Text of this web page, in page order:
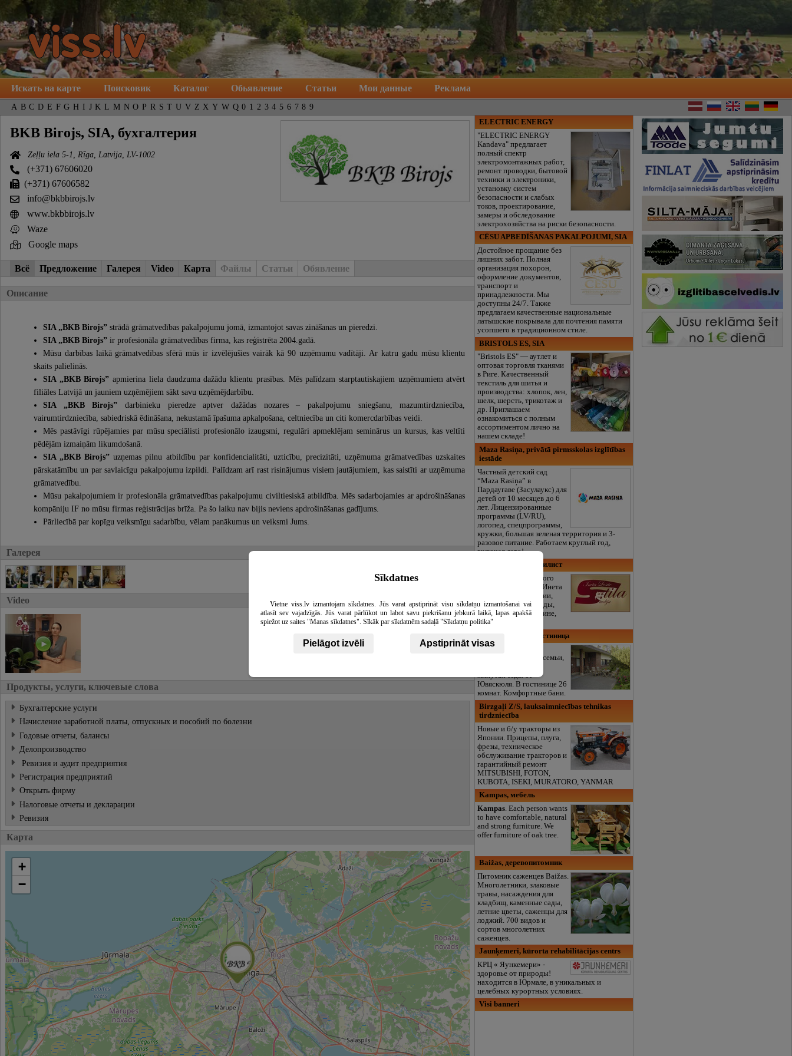
Искать на карте Поисковик Каталог Обьявление Статьи Мои данные Реклама
A B C D E F G H I J K L M N O P R S T U V Z X Y W Q 0 1 2 3 4 5 6 7 8 9
BKB Birojs, SIA, бухгалтерия
Zeļļu iela 5-1, Rīga, Latvija, LV-1002
(+371) 67606020
(+371) 67606582
info@bkbbirojs.lv
www.bkbbirojs.lv
Waze
Google maps
Всё Предложение Галерея Video Карта Файлы Статьи Обявление
Описание
SIA „BKB Birojs” strādā grāmatvedības pakalpojumu jomā, izmantojot savas zināšanas un pieredzi.
SIA „BKB Birojs” ir profesionāla grāmatvedības firma, kas reģistrēta 2004.gadā.
Mūsu darbības laikā grāmatvedības sfērā mūs ir izvēlējušies vairāk kā 90 uzņēmumu vadītāji. Ar katru gadu mūsu klientu
skaits palielinās.
SIA „BKB Birojs” apmierina liela daudzuma dažādu klientu prasības. Mēs palīdzam starptautiskajiem uzņēmumiem atvērt
filiāles Latvijā un jauniem uzņēmējiem sākt savu uzņēmējdarbību.
SIA „BKB Birojs” darbinieku pieredze aptver dažādas nozares – pakalpojumu sniegšanu, mazumtirdzniecība,
vairumtirdzniecība, sabiedriskā ēdināšana, nekustamā īpašuma apkalpošana, celtniecība un citi komercdarbības veidi.
Mēs pastāvīgi rūpējamies par mūsu speciālisti profesionālo izaugsmi, regulāri apmeklējam seminārus un kursus, kas veltīti
pēdējām izmaiņām likumdošanā.
SIA „BKB Birojs” uzņemas pilnu atbildību par konfidencialitāti, uzticību, precizitāti, uzņēmuma grāmatvedības uzskaites
pārskatāmību un par savlaicīgu pakalpojumu izpildi. Palīdzam arī rast risinājumus visiem jautājumiem, kas saistīti ar uzņēmuma
grāmatvedību.
Mūsu pakalpojumiem ir profesionāla grāmatvedības pakalpojumu civiltiesiskā atbildība. Mēs sadarbojamies ar apdrošināšanas
kompāniju IF no mūsu firmas reģistrācijas brīža. Pa šo laiku nav bijis neviens apdrošināšanas gadījums.
Pārliecībā par kopīgu veiksmīgu sadarbību, vēlam panākumus un veiksmi Jums.
Галерея
Video
Продукты, услуги, ключевые слова
Бухгалтерские услуги
Начисление заработной платы, отпускных и пособий по болезни
Годовые отчеты, балансы
Делопроизводство
Ревизия и аудит предприятия
Регистрация предприятий
Oткрыть фирму
Налоговые отчеты и декларации
Pевизия
Карта
+
−
ELECTRIC ENERGY
"ELECTRIC ENERGY
Kandava" предлагает
полный спектр
электромонтажных работ,
ремонт проводки, бытовой
техники и электроники,
установку систем
безопасности и слабых
токов, проектирование,
замеры и обследование
электрохозяйства на риски безопасности.
CĒSU APBEDĪŠANAS PAKALPOJUMI, SIA
Достойное прощание без
лишних забот. Полная
организация похорон,
оформление документов,
транспорт и
принадлежности. Мы
доступны 24/7. Также
предлагаем качественные национальные
латышские покрывала для почтения памяти
усопшего в традиционном стиле.
BRISTOLS ES, SIA
"Bristols ES" — аутлет и
оптовая торговля тканями
в Риге. Качественный
текстиль для шитья и
производства: хлопок, лен,
шелк, шерсть, трикотаж и
др. Приглашаем
ознакомиться с полным
ассортиментом лично на
нашем складе!
Maza Rasiņa, privātā pirmsskolas izglītības
iestāde
Частный детский сад
“Maza Rasiņa” в
Пардаугаве (Засулаукс) для
детей от 10 месяцев до 6
лет. Лицензированные
программы (LV/RU),
логопед, спецпрограммы,
кружки, большая зеленая территория и 3-
разовое питание. Работаем круглый год,
включая лето!
INETA LESĪTE, cтилист
LAK мастер визажного
ремесла, стилистка Инета
Лесите. Консультации,
приобретение одежды,
аксессуаров в магазине,
make-up, обучение.
Vuolake Hotelli, гостиница
Вуолаке
гостиница для всей семьи,
минутах езды от
Ювяскюля. В гостинице 26
комнат. Комфортные бани.
Birzgaļi Z/S, lauksaimniecības tehnikas
tirdzniecība
Новые и б/у тракторы из
Японии. Прицепы, плуга,
фрезы, техническое
обслуживание тракторов и
гарантийный ремонт
MITSUBISHI, FOTON,
KUBOTA, ISEKI, MURATORO, YANMAR
Kampas, мебель
Kampas. Each person wants
to have comfortable, natural
and strong furniture. We
offer furniture of oak tree.
Baižas, деревопитомник
Питомник саженцев Baižas.
Многолетники, злаковые
травы, насаждения для
кладбищ, каменные сады,
летние цветы, саженцы для
лоджий. 700 видов и
сортов многолетних
саженцев.
Jaunķemeri, kūrorta rehabilitācijas centrs
КРЦ « Яункемери» -
здоровье от природы!
находится в Юрмале, в уникальных и
целебных курортных условиях.
Visi banneri
Sīkdatnes
Vietne viss.lv izmantojam sīkdatnes. Jūs varat apstiprināt visu sīkdatņu izmantošanai vai
atlasīt sev vajadzīgās. Jūs varat pārlūkot un labot savu piekrišanu jebkurā laikā, lapas apakšā
spiežot uz saites "Manas sīkdatnes". Sīkāk par sīkdatnēm sadaļā "Sīkdatņu politika"
Pielāgot izvēli Apstiprināt visas